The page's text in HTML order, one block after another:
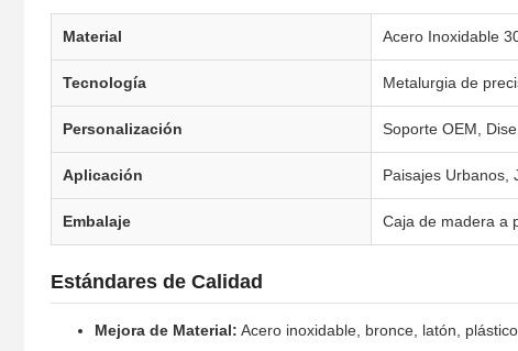
Material Acero Inoxidable
Tecnología Metalurgia de
Personalización Soporte OEM,
Aplicación Paisajes Urbanos,
Embalaje Caja de madera a
Estándares de Calidad
Mejora de Material: Acero inoxidable, bronce, latón,